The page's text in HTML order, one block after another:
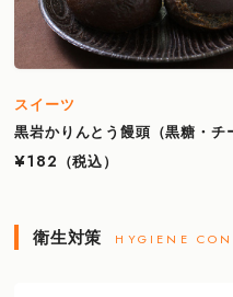
スイーツ
黒岩かりんとう饅頭（黒糖・チ
¥182
（税込）
衛生対策 HYGIENE